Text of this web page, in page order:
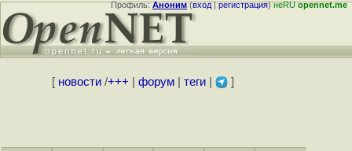
Профиль:Аноним(вход|регистрация)неRUopennet.me
[ новости/+++ форум| теги| ]